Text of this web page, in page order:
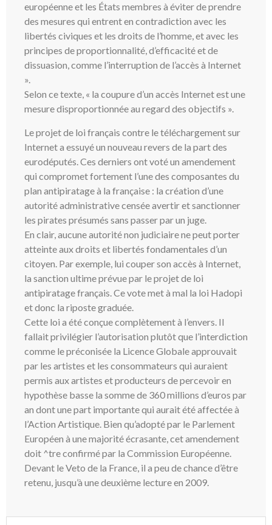
européenne et les États membres à éviter de prendre
des mesures qui entrent en contradiction avec les
libertés civiques et les droits de l’homme, et avec les
principes de proportionnalité, d’efficacité et de
dissuasion, comme l’interruption de l’accès à Internet
».
Selon ce texte, « la coupure d’un accès Internet est une
mesure disproportionnée au regard des objectifs ».
Le projet de loi français contre le téléchargement sur
Internet a essuyé un nouveau revers de la part des
eurodéputés. Ces derniers ont voté un amendement
qui compromet fortement l’une des composantes du
plan antipiratage à la française : la création d’une
autorité administrative censée avertir et sanctionner
les pirates présumés sans passer par un juge.
En clair, aucune autorité non judiciaire ne peut porter
atteinte aux droits et libertés fondamentales d’un
citoyen. Par exemple, lui couper son accès à Internet,
la sanction ultime prévue par le projet de loi
antipiratage français. Ce vote met à mal la loi Hadopi
et donc la riposte graduée.
Cette loi a été conçue complètement à l’envers. Il
fallait privilégier l’autorisation plutôt que l’interdiction
comme le préconisée la Licence Globale approuvait
par les artistes et les consommateurs qui auraient
permis aux artistes et producteurs de percevoir en
hypothèse basse la somme de 360 millions d’euros par
an dont une part importante qui aurait été affectée à
l’Action Artistique. Bien qu’adopté par le Parlement
Européen à une majorité écrasante, cet amendement
doit ^tre confirmé par la Commission Européenne.
Devant le Veto de la France, il a peu de chance d’être
retenu, jusqu’à une deuxième lecture en 2009.